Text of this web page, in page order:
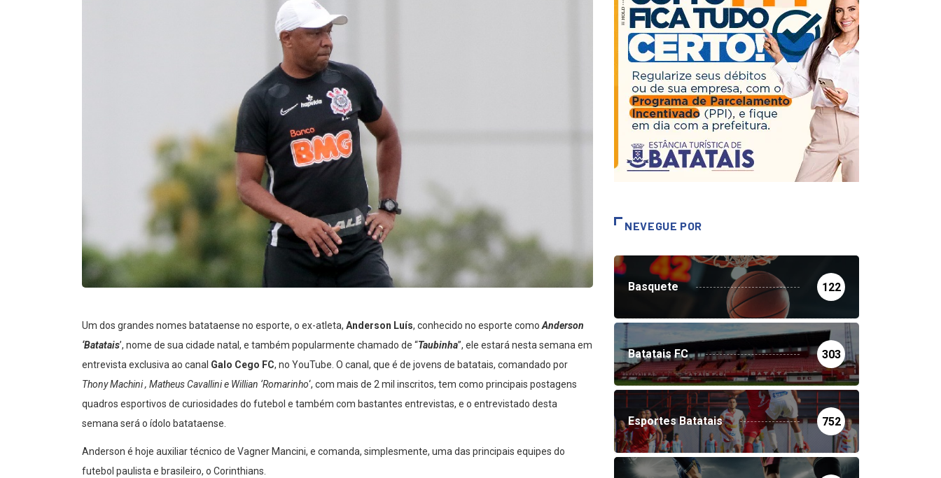
Um dos grandes nomes batataense no esporte, o ex-atleta, Anderson Luís, conhecido no esporte comoAnderson
‘Batatais’, nome de sua cidade natal, e também popularmente chamado de “Taubinha”, ele estará nesta semana em
entrevista exclusiva ao canal Galo Cego FC, no YouTube. O canal, que é de jovens de batatais, comandado por
Thony Machini , Matheus Cavallini e Willian ‘Romarinho‘, com mais de 2 mil inscritos, tem como principais postagens
quadros esportivos de curiosidades do futebol e também com bastantes entrevistas, e o entrevistado desta
semana será o ídolo batataense.
Anderson é hoje auxiliar técnico de Vagner Mancini, e comanda, simplesmente, uma das principais equipes do
futebol paulista e brasileiro, o Corinthians.
NEVEGUE POR
Basquete 122
Batatais FC 303
Esportes Batatais 752